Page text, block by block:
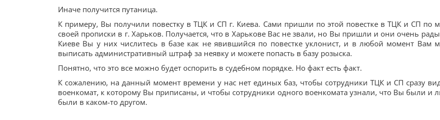
Иначе получится путаница.
К примеру, Вы получили повестку в ТЦК и СП г. Киева. Сами пришли по этой повестке в ТЦК и СП по
своей прописки в г. Харьков. Получается, что в Харькове Вас не звали, но Вы пришли и они очень
Киеве Вы у них числитесь в базе как не явившийся по повестке уклонист, и в любой момент Вам
выписать административный штраф за неявку и можете попасть в базу розыска.
Понятно, что это все можно будет оспорить в судебном порядке. Но факт есть факт.
К сожалению, на данный момент времени у нас нет единых баз, чтобы сотрудники ТЦК и СП сразу
военкомат, к которому Вы приписаны, и чтобы сотрудники одного военкомата узнали, что Вы были и
были в каком-то другом.